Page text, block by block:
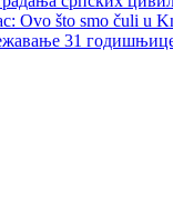
Ovo što smo čuli u
31 годишњице